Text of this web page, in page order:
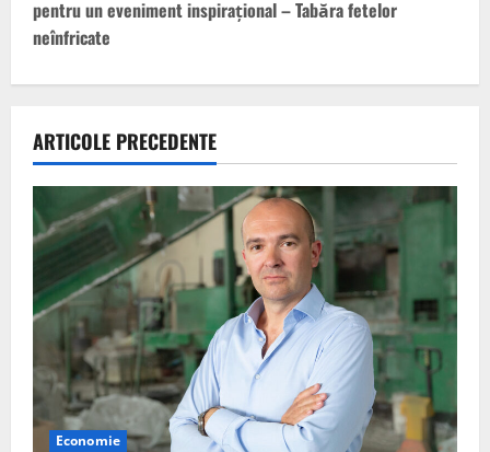
a
v
i
g
a
t
i
o
n
pentru un eveniment inspirațional – Tabăra fetelor
neînfricate
ARTICOLE PRECEDENTE
Economie